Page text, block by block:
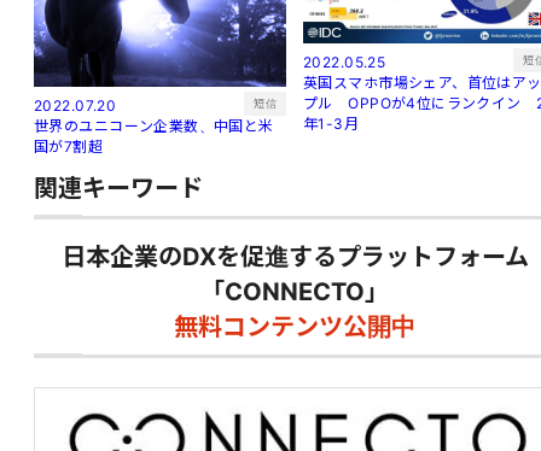
2022.07.20 短信
世界のユニコーン企業数、中国と米
国が7割超
2022.05.25 短
英国スマホ市場シェア、首位はアッ
プル OPPOが4位にランクイン
年1-3月
関連キーワード
日本企業のDXを促進するプラットフォーム
「CONNECTO」
無料コンテンツ公開中